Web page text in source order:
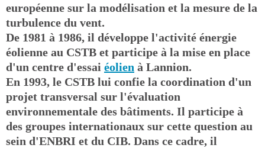
européenne sur la modélisation et la mesure de la
turbulence du vent.
De 1981 à 1986, il développe l'activité énergie
éolienne au CSTB et participe à la mise en place
d'un centre d'essai éolien à Lannion.
En 1993, le CSTB lui confie la coordination d'un
projet transversal sur l'évaluation
environnementale des bâtiments. Il participe à
des groupes internationaux sur cette question au
sein d'ENBRI et du CIB. Dans ce cadre, il